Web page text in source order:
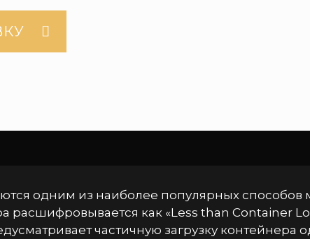
одним из наиболее популярных
расшифровывается как «Less than Container
частичную загрузку контейнера